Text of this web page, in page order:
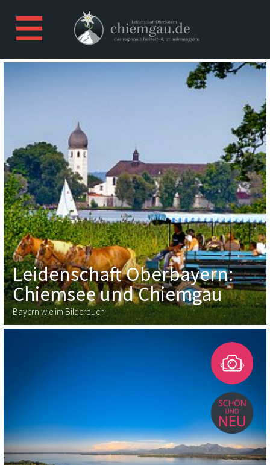
Leidenschaft Oberbayern:
Chiemsee und Chiemgau
Bayern wie im Bilderbuch